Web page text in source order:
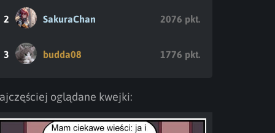
2 SakuraChan 2076 pkt.
3 budda08 1776 pkt.
oglądane kwejki: